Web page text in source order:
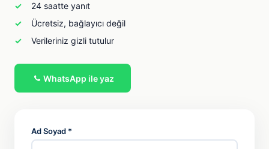
24 saatte yanıt
Ücretsiz, bağlayıcı değil
Verileriniz gizli tutulur
WhatsApp ile yaz
Ad Soyad *